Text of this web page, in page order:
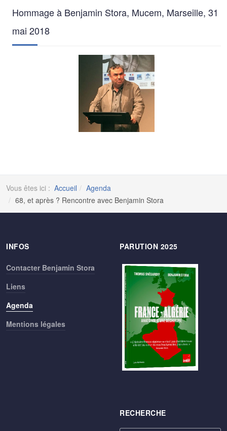
Hommage à Benjamin Stora, Mucem, Marseille, 31
mai 2018
Vous êtes ici : Accueil
Agenda
68, et après ? Rencontre avec Benjamin Stora
INFOS
Contacter Benjamin Stora
Liens
Agenda
Mentions légales
PARUTION 2025
RECHERCHE